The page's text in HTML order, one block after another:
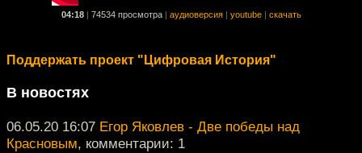
04:18 74534 просмотра аудиоверсия youtube скачать
Поддержать проект "Цифровая История"
В новостях
06.05.20 16:07 Егор Яковлев - Две победы над
Красновым, комментарии: 1